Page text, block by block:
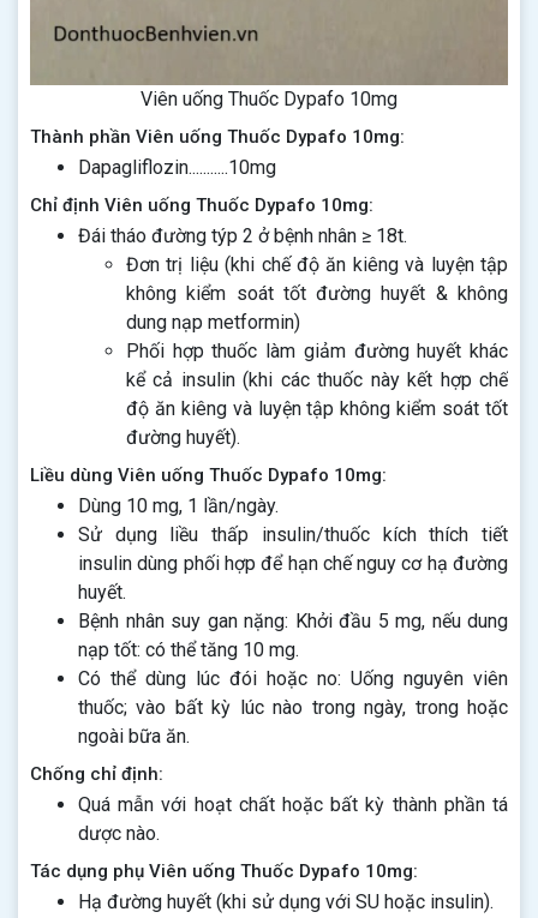
Viên uống Thuốc Dypafo 10mg
Thành phần Viên uống Thuốc Dypafo 10mg:
Dapagliflozin...........10mg
Chỉ định Viên uống Thuốc Dypafo 10mg:
Đái tháo đường týp 2 ở bệnh nhân ≥ 18t.
Đơn trị liệu (khi chế độ ăn kiêng và luyện tập
không kiểm soát tốt đường huyết & không
dung nạp metformin)
Phối hợp thuốc làm giảm đường huyết khác
kể cả insulin (khi các thuốc này kết hợp chế
độ ăn kiêng và luyện tập không kiểm soát tốt
đường huyết).
Liều dùng Viên uống Thuốc Dypafo 10mg:
Dùng 10 mg, 1 lần/ngày.
Sử dụng liều thấp insulin/thuốc kích thích tiết
insulin dùng phối hợp để hạn chế nguy cơ hạ đường
huyết.
Bệnh nhân suy gan nặng: Khởi đầu 5 mg, nếu dung
nạp tốt: có thể tăng 10 mg.
Có thể dùng lúc đói hoặc no: Uống nguyên viên
thuốc; vào bất kỳ lúc nào trong ngày, trong hoặc
ngoài bữa ăn.
Chống chỉ định:
Quá mẫn với hoạt chất hoặc bất kỳ thành phần tá
dược nào.
Tác dụng phụ Viên uống Thuốc Dypafo 10mg:
Hạ đường huyết (khi sử dụng với SU hoặc insulin).